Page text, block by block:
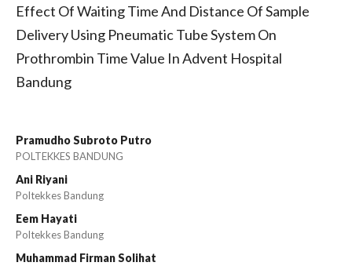
Effect Of Waiting Time And Distance Of Sample
Delivery Using Pneumatic Tube System On
Prothrombin Time Value In Advent Hospital
Bandung
Pramudho Subroto Putro
POLTEKKES BANDUNG
Ani Riyani
Poltekkes Bandung
Eem Hayati
Poltekkes Bandung
Muhammad Firman Solihat